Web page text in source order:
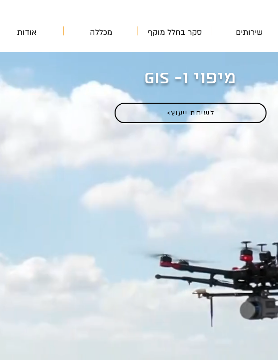
שירותים סקר בחלל מוקף מכללה אודות
מיפוי ו- gis
<לשיחת ייעוץ